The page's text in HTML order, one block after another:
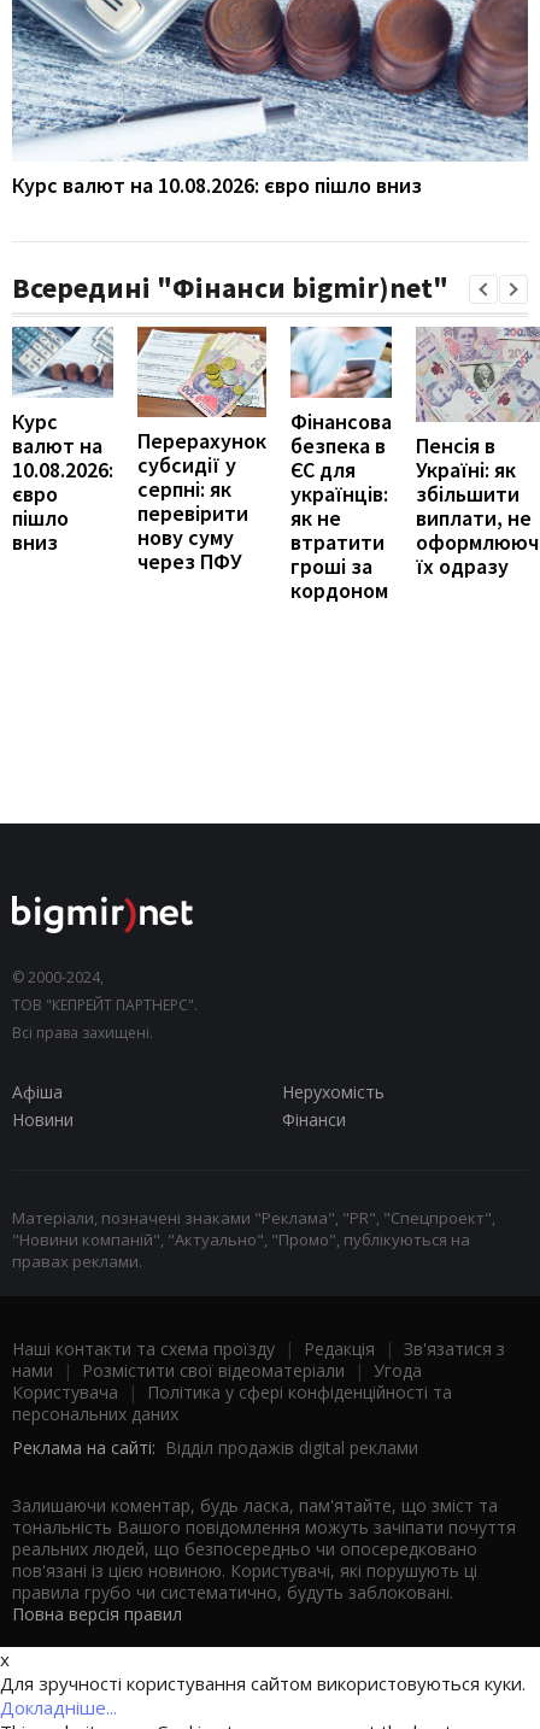
Курс валют на 10.08.2026: євро пішло вниз
Всередині "Фінанси bigmir)net"
Курс
валют на
10.08.2026:
євро
пішло
вниз
Перерахунок
субсидії у
серпні: як
перевірити
нову суму
через ПФУ
Фінансова
безпека в
ЄС для
українців:
як не
втратити
гроші за
кордоном
Пенсія в
Україні: як
збільшити
виплати, не
їх одразу
© 2000-2024,
ТОВ "КЕПРЕЙТ ПАРТНЕРС".
Всі права захищені.
Афіша
Нерухомість
Новини
Фінанси
Матеріали, позначені знаками "Реклама", "PR", "Спецпроект",
"Новини компаній", "Актуально", "Промо", публікуються на
правах реклами.
Наші контакти та схема проїзду | Редакція | Зв'язатися з
нами | Розмістити свої відеоматеріали | Угода
Користувача |
Політика у сфері конфіденційності та
персональних даних
Реклама на сайті: Відділ продажів digital реклами
Залишаючи коментар, будь ласка, пам'ятайте, що зміст та
тональність Вашого повідомлення можуть зачіпати почуття
реальних людей, що безпосередньо чи опосередковано
пов'язані із цією новиною. Користувачі, які порушують ці
правила грубо чи систематично, будуть заблоковані.
Повна версія правил
x
Для зручності користування сайтом використовуються куки.
Докладніше...